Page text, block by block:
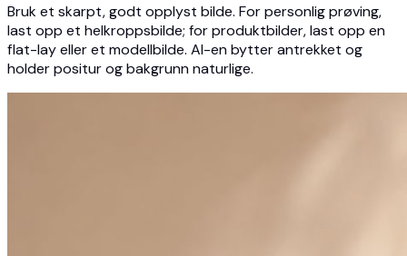
Bruk et skarpt, godt opplyst bilde. For personlig prøving,
last opp et helkroppsbilde; for produktbilder, last opp en
flat-lay eller et modellbilde. AI-en bytter antrekket og
holder positur og bakgrunn naturlige.